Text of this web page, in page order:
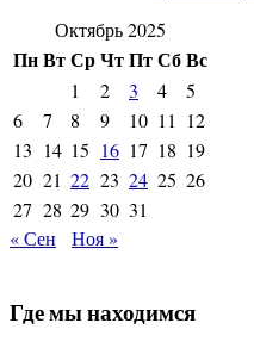
Октябрь 2025
ПнВтСрЧтПтСбВс
1 2 3 4
5
6
7 8 9 10 11 12
13 14 15 16 17 18 19
20 21 22 23 24 25 26
27 28 29 30 31
« Сен
Ноя »
Где мы находимся